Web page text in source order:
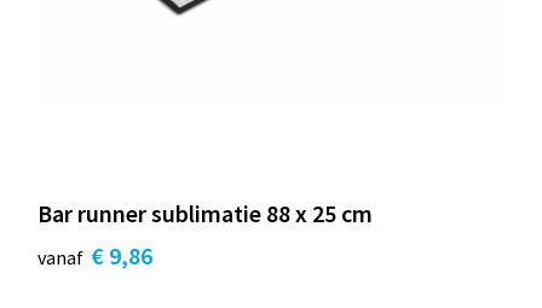
Bar runner sublimatie 88 x 25 cm
vanaf € 9,86